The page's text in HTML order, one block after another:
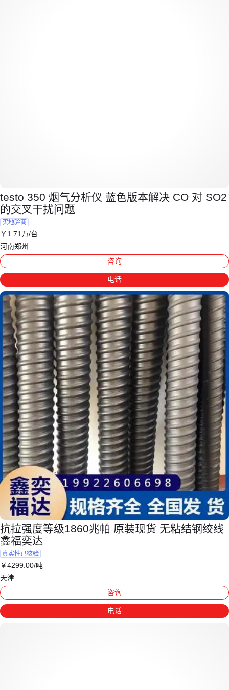
testo 350 烟气分析仪 蓝色版本解决 CO 对 SO2
的交叉干扰问题
实地验商
￥ 1 .71万/台
河南郑州
咨询
电话
抗拉强度等级1860兆帕 原装现货 无粘结钢绞线
鑫福奕达
真实性已核验
￥4299 .00/吨
天津
咨询
电话